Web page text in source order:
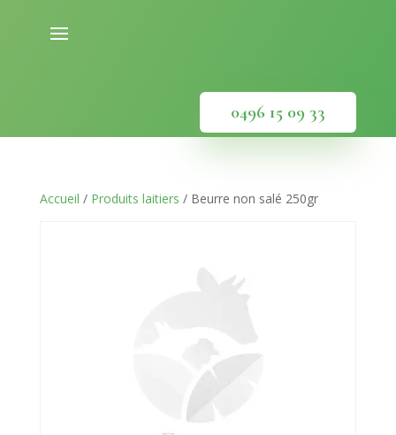
0496 15 09 33
Accueil / Produits laitiers / Beurre non salé 250gr